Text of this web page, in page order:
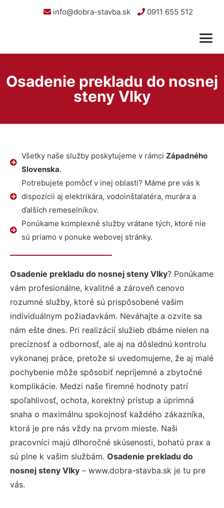
info@dobra-stavba.sk 0911 655 512
Osadenie prekladu do nosnej
steny Vlky
Všetky naše služby poskytujeme v rámci Západného
Slovenska.
Potrebujete pomôcť v inej oblasti? Máme pre vás k
dispozícii aj elektrikára, vodoinštalatéra, murára a
ďalších remeselníkov.
Ponúkame komplexné služby vrátane tých, ktoré nie
sú priamo v ponuke webovej stránky.
Osadenie prekladu do nosnej steny Vlky? Ponúkame
vám profesionálne, kvalitné a zároveň cenovo
rozumné služby, ktoré sú prispôsobené vašim
individuálnym požiadavkám. Neváhajte a ozvite sa
nám ešte dnes. Pri realizácií služieb dbáme nielen na
precíznosť a odbornosť, ale aj na dôslednú kontrolu
vykonanej práce, pretože si uvedomujeme, že aj malé
pochybenie môže spôsobiť nepríjemné a zbytočné
komplikácie. Medzi naše firemné hodnoty patrí
spoľahlivosť, ochota, korektný prístup a úprimná
snaha o maximálnu spokojnosť každého zákazníka,
ktorá je pre nás vždy na prvom mieste. Naši
pracovníci majú dlhoročné skúsenosti, bohatú prax a
sú plne k vašim službám. Osadenie prekladu do
nosnej steny Vlky – www.dobra-stavba.sk je tu pre
vás.